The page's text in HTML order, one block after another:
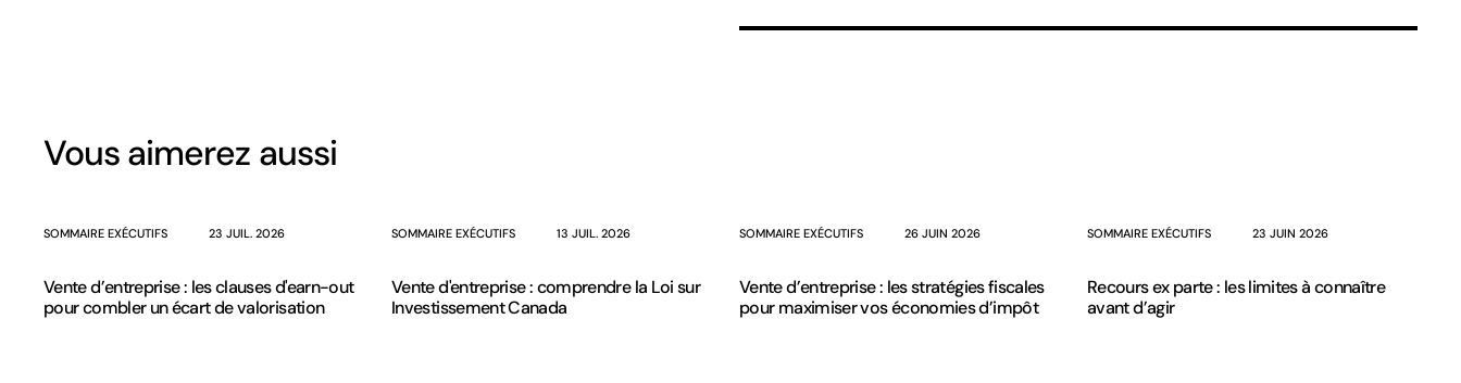
Vous aimerez aussi
SOMMAIRE EXÉCUTIFS 23 JUIL. 2026
Vente d’entreprise : les clauses d'earn-out
pour combler un écart de valorisation
SOMMAIRE EXÉCUTIFS 13 JUIL. 2026
Vente d'entreprise : comprendre la Loi sur
Investissement Canada
SOMMAIRE EXÉCUTIFS 26 JUIN 2026
Vente d’entreprise : les stratégies fiscales
pour maximiser vos économies d’impôt
SOMMAIRE EXÉCUTIFS 23 JUIN 2026
Recours ex parte : les limites à connaître
avant d’agir